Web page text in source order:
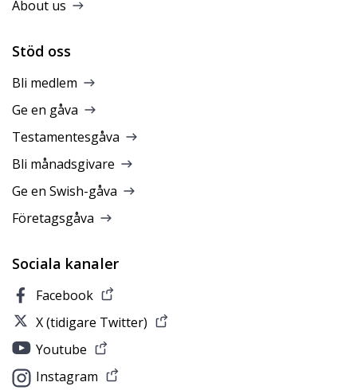
About us
Stöd oss
Bli medlem
Ge en gåva
Testamentesgåva
Bli månadsgivare
Ge en Swish-gåva
Företagsgåva
Sociala kanaler
Facebook
X (tidigare Twitter)
Youtube
Instagram